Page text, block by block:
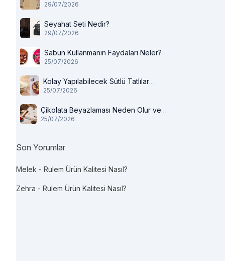
29/07/2026
Seyahat Seti Nedir?
29/07/2026
Sabun Kullanmanın Faydaları Neler?
25/07/2026
Kolay Yapılabilecek Sütlü Tatlılar
Nelerdir?
25/07/2026
Çikolata Beyazlaması Neden Olur ve
Tüketilir mi?
25/07/2026
Son Yorumlar
Melek - Rulem Ürün Kalitesi Nasıl?
Zehra - Rulem Ürün Kalitesi Nasıl?